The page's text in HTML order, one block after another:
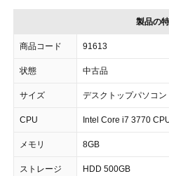
製品の
商品コード 91613
状態 中古品
サイズ デスクトップパソコ
CPU Intel Core i7 3770
メモリ 8GB
ストレージ HDD 500GB